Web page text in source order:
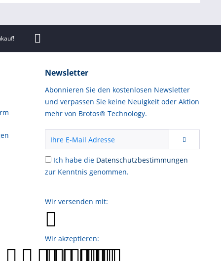
Newsletter
Abonnieren Sie den kostenlosen Newsletter
und verpassen Sie keine Neuigkeit oder Aktion
mehr von Brotos® Technology.
Ich habe die Datenschutzbestimmungen
zur Kenntnis genommen.
Wir versenden mit:
Wir akzeptieren: